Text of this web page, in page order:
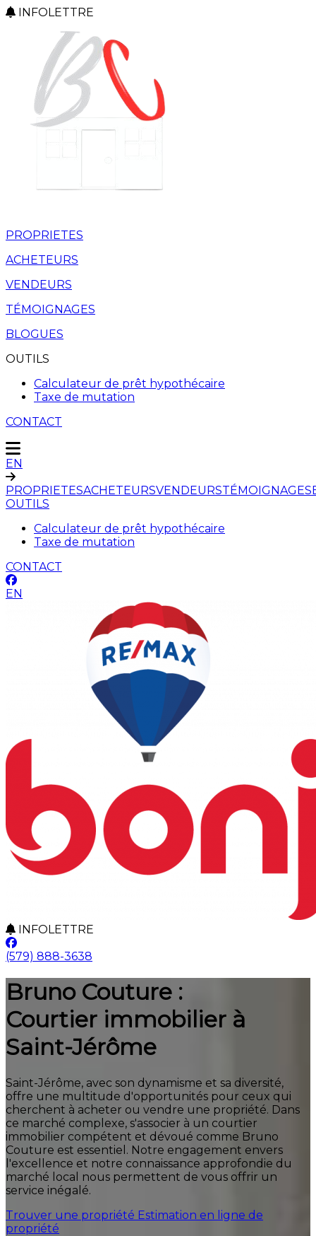
INFOLETTRE
PROPRIETES
ACHETEURS
VENDEURS
TÉMOIGNAGES
BLOGUES
OUTILS
Calculateur de prêt hypothécaire
Taxe de mutation
CONTACT
EN
PROPRIETESACHETEURSVENDEURSTÉMOIGNAGES
OUTILS
Calculateur de prêt hypothécaire
Taxe de mutation
CONTACT
EN
INFOLETTRE
(579) 888-3638
Bruno Couture :
Courtier immobilier à
Saint-Jérôme
Saint-Jérôme, avec son dynamisme et sa diversité,
offre une multitude d'opportunités pour ceux qui
cherchent à acheter ou vendre une propriété. Dans
ce marché complexe, s'associer à un courtier
immobilier compétent et dévoué comme Bruno
Couture est essentiel. Notre engagement envers
l'excellence et notre connaissance approfondie du
marché local nous permettent de vous offrir un
service inégalé.
Trouver une propriété Estimation en ligne de
propriété